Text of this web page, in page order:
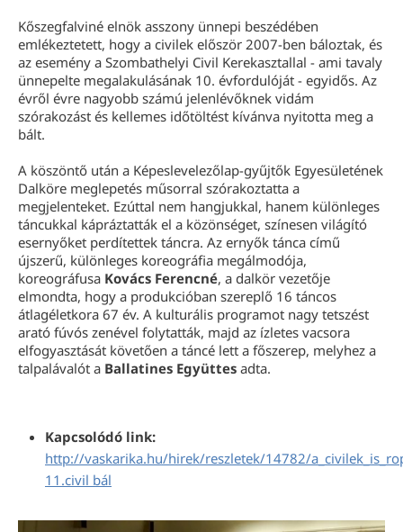
Kőszegfalviné elnök asszony ünnepi beszédében
emlékeztetett, hogy a civilek először 2007-ben báloztak, és
az esemény a Szombathelyi Civil Kerekasztallal - ami tavaly
ünnepelte megalakulásának 10. évfordulóját - egyidős. Az
évről évre nagyobb számú jelenlévőknek vidám
szórakozást és kellemes időtöltést kívánva nyitotta meg a
bált.
A köszöntő után a Képeslevelezőlap-gyűjtők Egyesületének
Dalköre meglepetés műsorral szórakoztatta a
megjelenteket. Ezúttal nem hangjukkal, hanem különleges
táncukkal kápráztatták el a közönséget, színesen világító
esernyőket perdítettek táncra. Az ernyők tánca című
újszerű, különleges koreográfia megálmodója,
koreográfusa Kovács Ferencné, a dalkör vezetője
elmondta, hogy a produkcióban szereplő 16 táncos
átlagéletkora 67 év. A kulturális programot nagy tetszést
arató fúvós zenével folytatták, majd az ízletes vacsora
elfogyasztását követően a táncé lett a főszerep, melyhez a
talpalávalót a Ballatines Együttes adta.
Kapcsolódó link:
http://vaskarika.hu/hirek/reszletek/14782/
11.civil bál